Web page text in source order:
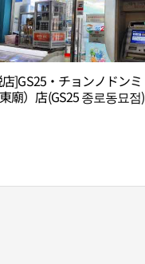
]GS25・チョンノドンミ
廟）店(GS25 종로동묘점)